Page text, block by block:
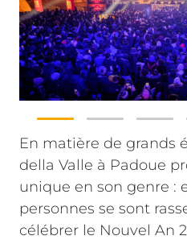
En matière de grands
della Valle à Padoue
unique en son genre :
personnes se sont
célébrer le Nouvel An